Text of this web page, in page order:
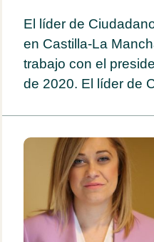
El líder de
en Castilla-La
trabajo con el
de 2020. El líder de